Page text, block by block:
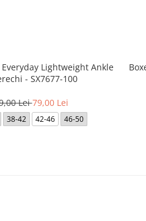
Everyday Lightweight Ankle
- SX7677-100
Lei79,00 Lei
38-42 42-46 46-50